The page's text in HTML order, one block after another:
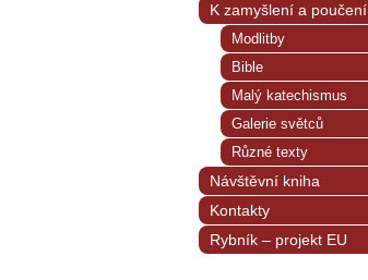
K zamyšlení a poučení
Modlitby
Bible
Malý katechismus
Galerie světců
Různé texty
Návštěvní kniha
Kontakty
Rybník – projekt EU